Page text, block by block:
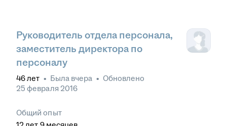
Руководитель отдела персонала,
заместитель директора по
персоналу
46лет • Была вчера • Обновлено
25 февраля 2016
Общий опыт